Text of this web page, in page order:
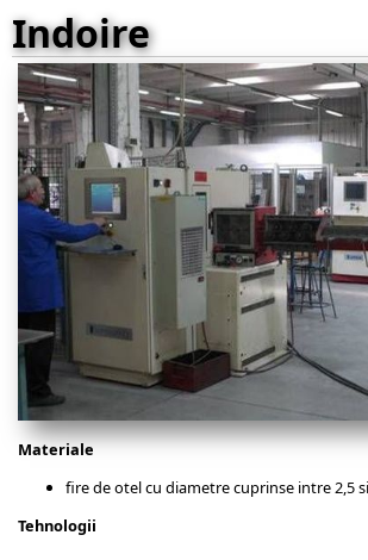
Indoire
Materiale
fire de otel cu diametre cuprinse intre 2,5
Tehnologii